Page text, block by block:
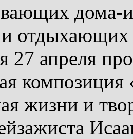
дома-
отдыхающих
27 апреля
композиция
жизни и